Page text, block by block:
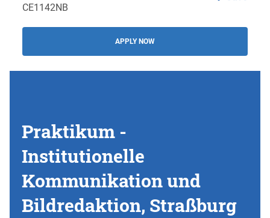
CE1142NB
APPLY NOW
Praktikum -
Institutionelle
Kommunikation und
Bildredaktion, Straßburg